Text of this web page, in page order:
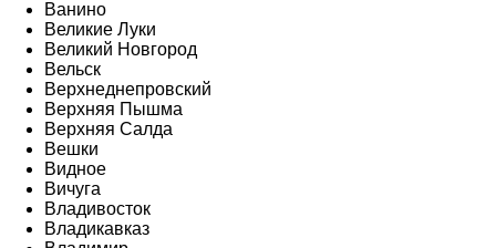
Ванино
Великие Луки
Великий Новгород
Вельск
Верхнеднепровский
Верхняя Пышма
Верхняя Салда
Вешки
Видное
Вичуга
Владивосток
Владикавказ